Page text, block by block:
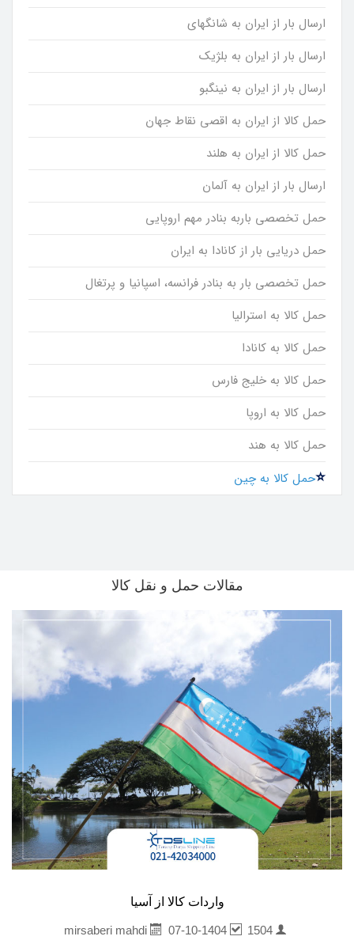
ارسال بار از ایران به شانگهای
ارسال بار از ایران به بلژیک
ارسال بار از ایران به نینگبو
حمل کالا از ایران به اقصی نقاط جهان
حمل کالا از ایران به هلند
ارسال بار از ایران به آلمان
حمل تخصصی باربه بنادر مهم اروپایی
حمل دریایی بار از کانادا به ایران
حمل تخصصی بار به بنادر فرانسه، اسپانیا و پرتغال
حمل کالا به استرالیا
حمل کالا به کانادا
حمل کالا به خلیج فارس
حمل کالا به اروپا
حمل کالا به هند
حمل کالا به چین
مقالات حمل و نقل کالا
واردات کالا از آسیا
mirsaberi mahdi
07-10-1404 1504